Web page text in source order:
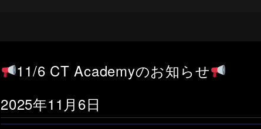
11/6 CT Academyのお知らせ
2025年11月6日